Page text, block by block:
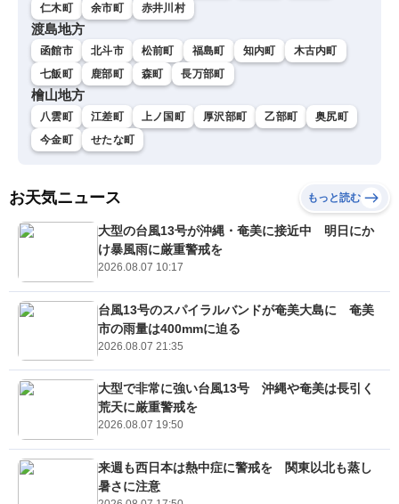
仁木町
余市町 赤井川村
渡島地方
函館市 北斗市 松前町 福島町 知内町
木古内町
七飯町
鹿部町 森町 長万部町
檜山地方
八雲町 江差町 上ノ国町 厚沢部町 乙部町
奥尻町
今金町
せたな町
お天気ニュース もっと読む
大型の台風13号が沖縄・奄美に接近中 明日にか
け暴風雨に厳重警戒を
2026.08.07 10:17
台風13号のスパイラルバンドが奄美大島に 奄美
市の雨量は400mmに迫る
2026.08.07 21:35
大型で非常に強い台風13号 沖縄や奄美は長引く
荒天に厳重警戒を
2026.08.07 19:50
来週も西日本は熱中症に警戒を 関東以北も蒸し
暑さに注意